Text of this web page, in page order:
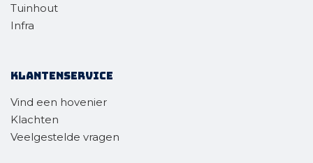
Tuinhout
Infra
Klantenservice
Vind een hovenier
Klachten
Veelgestelde vragen